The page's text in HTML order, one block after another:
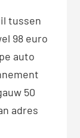
tussen
98 euro
auto
50
adres